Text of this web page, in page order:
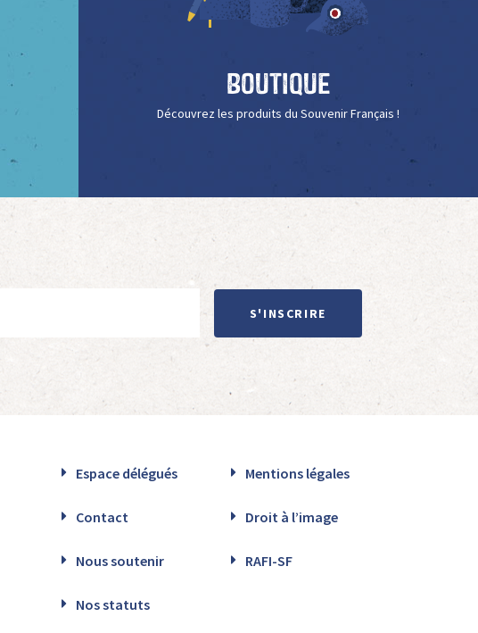
Boutique
Découvrez les produits du Souvenir Français !
S'INSCRIRE
Espace délégués Mentions légales
Contact Droit à l’image
Nous soutenir RAFI-SF
Nos statuts